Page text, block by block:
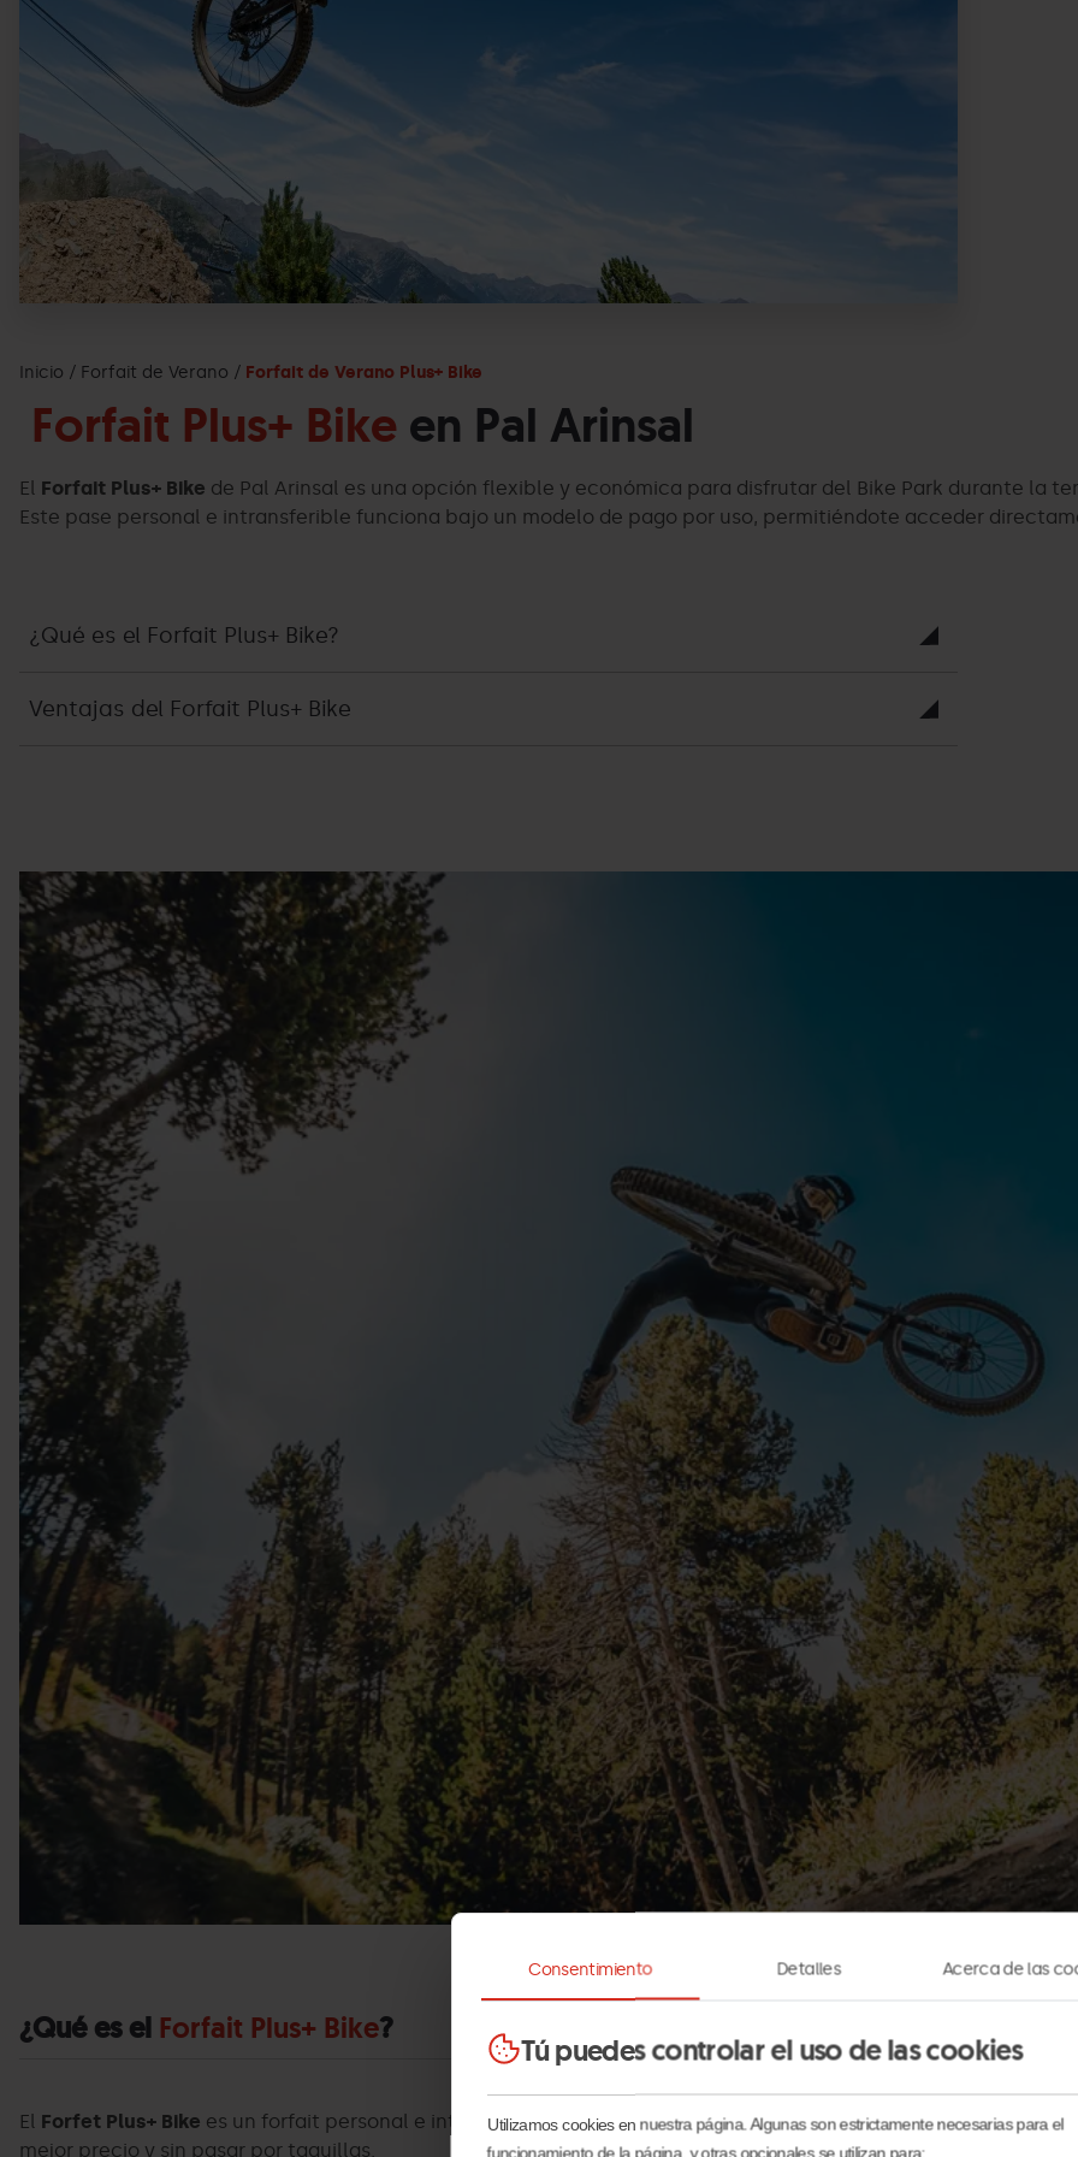
Consentimiento Detalles Acerca de las
Tú puedes controlar el uso de las cookies
Utilizamos cookies en nuestra página. Algunas son estrictamente necesarias para el
funcionamiento de la página, y otras opcionales se utilizan para:
Inicio Forfait de Verano Forfait de Verano Plus+ Bike
Forfait Plus+ Bike en Pal Arinsal
El Forfait Plus+ Bike de Pal Arinsal es una opción flexible y económica para disfrutar del Bike Park durante la
Este pase personal e intransferible funciona bajo un modelo de pago por uso, permitiéndote acceder
¿Qué es el Forfait Plus+ Bike?
Ventajas del Forfait Plus+ Bike
Bike
Park
Pal
(7).jpg
Grandvalira
¿Qué es el Forfait Plus+ Bike?
El Forfet Plus+ Bike es un forfait personal e intransferible de pago por uso, pensado para quienes quieren
mejor precio y sin pasar por taquillas.